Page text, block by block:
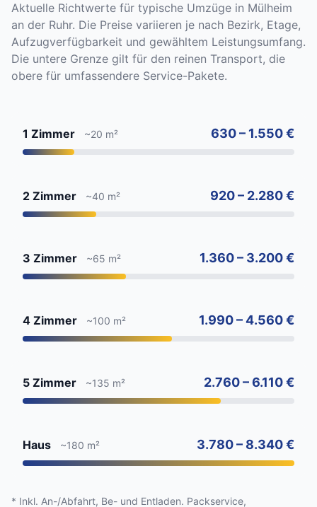
Aktuelle Richtwerte für typische Umzüge in Mülheim
an der Ruhr. Die Preise variieren je nach Bezirk, Etage,
Aufzugverfügbarkeit und gewähltem Leistungsumfang.
Die untere Grenze gilt für den reinen Transport, die
obere für umfassendere Service-Pakete.
1 Zimmer ~20 m² 630 – 1.550 €
2 Zimmer ~40 m² 920 – 2.280 €
3 Zimmer ~65 m² 1.360 – 3.200 €
4 Zimmer ~100 m² 1.990 – 4.560 €
5 Zimmer ~135 m² 2.760 – 6.110 €
Haus ~180 m² 3.780 – 8.340 €
* Inkl. An-/Abfahrt, Be- und Entladen. Packservice,